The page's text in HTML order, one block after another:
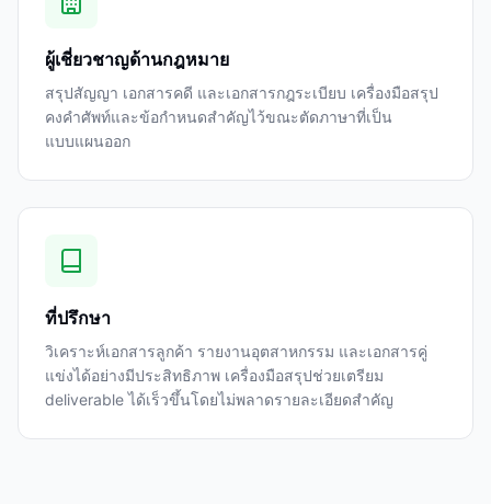
ผู้เชี่ยวชาญด้านกฎหมาย
สรุปสัญญา เอกสารคดี และเอกสารกฎระเบียบ เครื่องมือสรุป
คงคำศัพท์และข้อกำหนดสำคัญไว้ขณะตัดภาษาที่เป็น
แบบแผนออก
ที่ปรึกษา
วิเคราะห์เอกสารลูกค้า รายงานอุตสาหกรรม และเอกสารคู่
แข่งได้อย่างมีประสิทธิภาพ เครื่องมือสรุปช่วยเตรียม
deliverable ได้เร็วขึ้นโดยไม่พลาดรายละเอียดสำคัญ